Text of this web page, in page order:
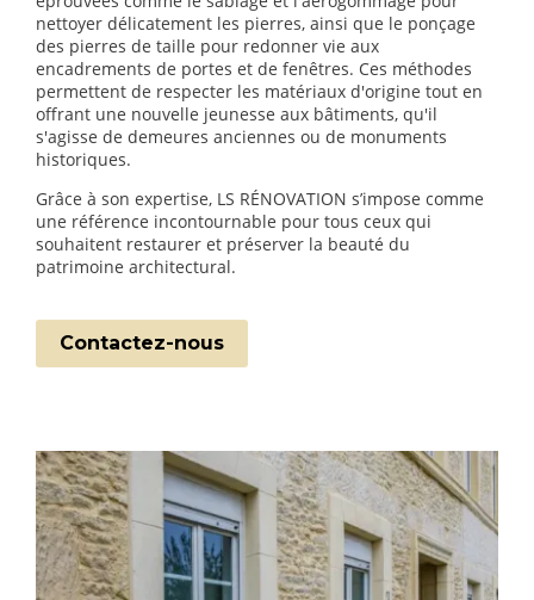
nettoyer délicatement les pierres, ainsi que le ponçage
des pierres de taille pour redonner vie aux
encadrements de portes et de fenêtres. Ces méthodes
permettent de respecter les matériaux d'origine tout en
offrant une nouvelle jeunesse aux bâtiments, qu'il
s'agisse de demeures anciennes ou de monuments
historiques.
Grâce à son expertise, LS RÉNOVATION s’impose comme
une référence incontournable pour tous ceux qui
souhaitent restaurer et préserver la beauté du
patrimoine architectural.
Contactez-nous